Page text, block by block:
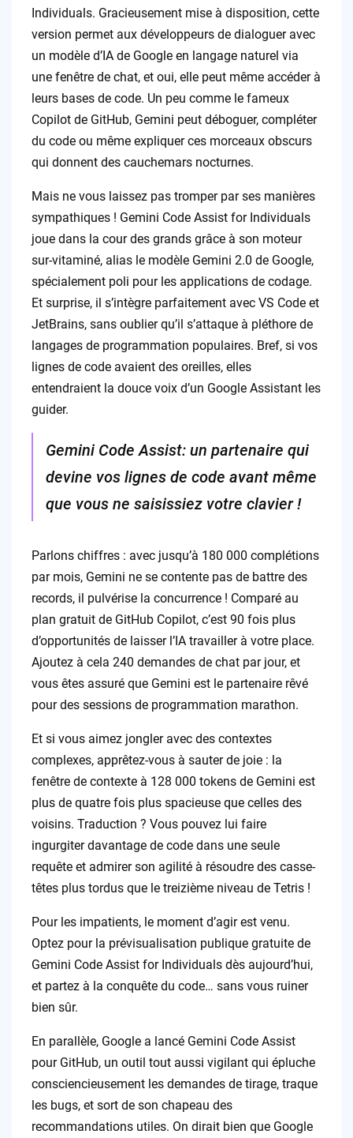
Individuals. Gracieusement mise à disposition, cette
version permet aux développeurs de dialoguer avec
un modèle d’IA de Google en langage naturel via
une fenêtre de chat, et oui, elle peut même accéder à
leurs bases de code. Un peu comme le fameux
Copilot de GitHub, Gemini peut déboguer, compléter
du code ou même expliquer ces morceaux obscurs
qui donnent des cauchemars nocturnes.
Mais ne vous laissez pas tromper par ses manières
sympathiques ! Gemini Code Assist for Individuals
joue dans la cour des grands grâce à son moteur
sur-vitaminé, alias le modèle Gemini 2.0 de Google,
spécialement poli pour les applications de codage.
Et surprise, il s’intègre parfaitement avec VS Code et
JetBrains, sans oublier qu’il s’attaque à pléthore de
langages de programmation populaires. Bref, si vos
lignes de code avaient des oreilles, elles
entendraient la douce voix d’un Google Assistant les
guider.
Gemini Code Assist: un partenaire qui
devine vos lignes de code avant même
que vous ne saisissiez votre clavier !
Parlons chiffres : avec jusqu’à 180 000 complétions
par mois, Gemini ne se contente pas de battre des
records, il pulvérise la concurrence ! Comparé au
plan gratuit de GitHub Copilot, c’est 90 fois plus
d’opportunités de laisser l’IA travailler à votre place.
Ajoutez à cela 240 demandes de chat par jour, et
vous êtes assuré que Gemini est le partenaire rêvé
pour des sessions de programmation marathon.
Et si vous aimez jongler avec des contextes
complexes, apprêtez-vous à sauter de joie : la
fenêtre de contexte à 128 000 tokens de Gemini est
plus de quatre fois plus spacieuse que celles des
voisins. Traduction ? Vous pouvez lui faire
ingurgiter davantage de code dans une seule
requête et admirer son agilité à résoudre des casse-
têtes plus tordus que le treizième niveau de Tetris !
Pour les impatients, le moment d’agir est venu.
Optez pour la prévisualisation publique gratuite de
Gemini Code Assist for Individuals dès aujourd’hui,
et partez à la conquête du code… sans vous ruiner
bien sûr.
En parallèle, Google a lancé Gemini Code Assist
pour GitHub, un outil tout aussi vigilant qui épluche
consciencieusement les demandes de tirage, traque
les bugs, et sort de son chapeau des
recommandations utiles. On dirait bien que Google